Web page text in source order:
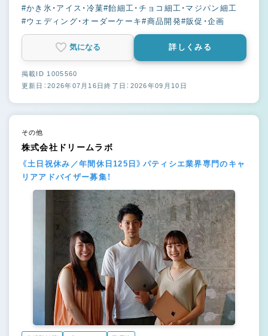
#かき氷・アイス・冷菓#飴細工・チョコ細工・マジパン細工
#ウェディング・オーダーケーキ#商品開発#販促・企画
気になる 詳しくみる
掲載ID 1005560
更新日：2026年07月16日終了日：2026年09月10日
その他
株式会社ドリームラボ
《土日祝休み／年間休日125日》パティシエ業界専門のキャ
リアアドバイザー募集！